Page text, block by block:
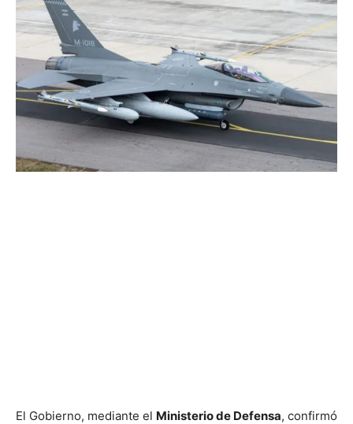
El Gobierno, mediante el Ministerio de Defensa, confirmó